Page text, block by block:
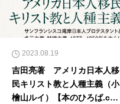
2023.08.19
吉田亮著 アメリカ日本人移
民キリスト教と人種主義（小
檜山ルイ）【本のひろば.co